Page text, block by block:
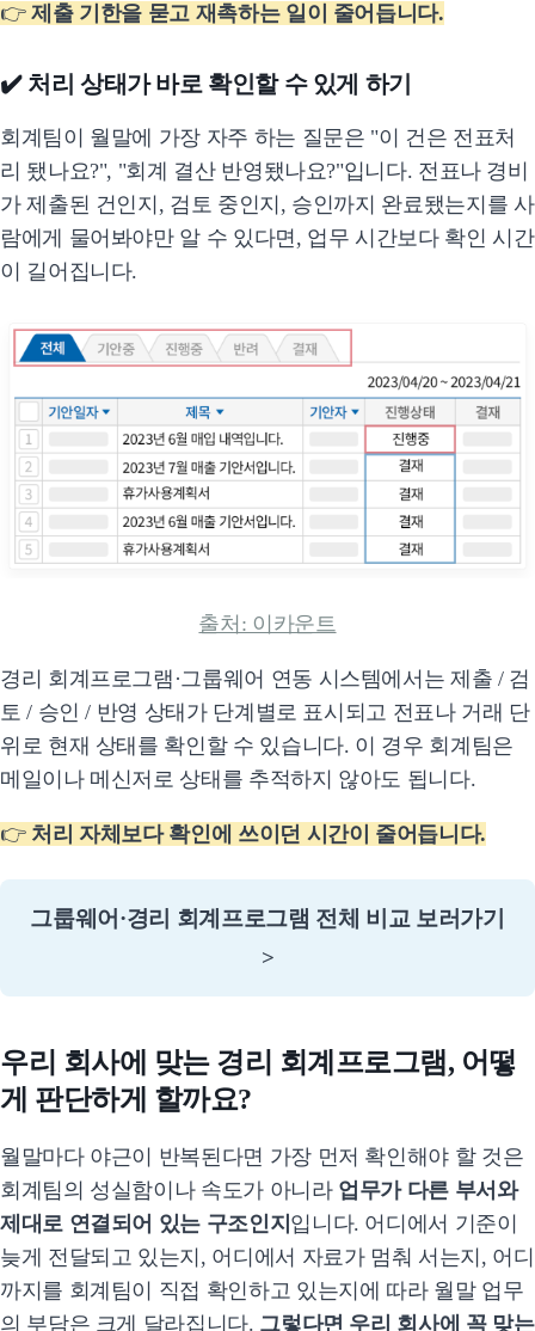
👉제출 기한을 묻고 재촉하는 일이 줄어듭니다.
✔️ 처리 상태가 바로 확인할 수 있게 하기
회계팀이 월말에 가장 자주 하는 질문은 "이 건은 전표처
리 됐나요?", "회계 결산 반영됐나요?"입니다. 전표나 경비
가 제출된 건인지, 검토 중인지, 승인까지 완료됐는지를 사
람에게 물어봐야만 알 수 있다면, 업무 시간보다 확인 시간
이 길어집니다.
출처: 이카운트
경리 회계프로그램·그룹웨어 연동 시스템에서는 제출 / 검
토 / 승인 / 반영 상태가 단계별로 표시되고 전표나 거래 단
위로 현재 상태를 확인할 수 있습니다. 이 경우 회계팀은
메일이나 메신저로 상태를 추적하지 않아도 됩니다.
👉 처리 자체보다 확인에 쓰이던 시간이 줄어듭니다.
그룹웨어·경리 회계프로그램 전체 비교 보러가기
>
우리 회사에 맞는 경리 회계프로그램, 어떻
게 판단하게 할까요?
월말마다 야근이 반복된다면 가장 먼저 확인해야 할 것은
회계팀의 성실함이나 속도가 아니라 업무가 다른 부서와
제대로 연결되어 있는 구조인지 입니다. 어디에서 기준이
늦게 전달되고 있는지, 어디에서 자료가 멈춰 서는지, 어디
까지를 회계팀이 직접 확인하고 있는지에 따라 월말 업무
의 부담은 크게 달라집니다. 그렇다면 우리 회사에 꼭 맞는